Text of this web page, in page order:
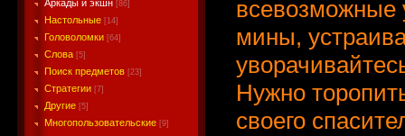
Аркады и экшн [86]
Настольные [14]
Головоломки [64]
Слова [5]
Поиск предметов [23]
Стратегии [7]
Другие [5]
Многопользовательские [9]
всевозможные
мины,
Нужно
своего